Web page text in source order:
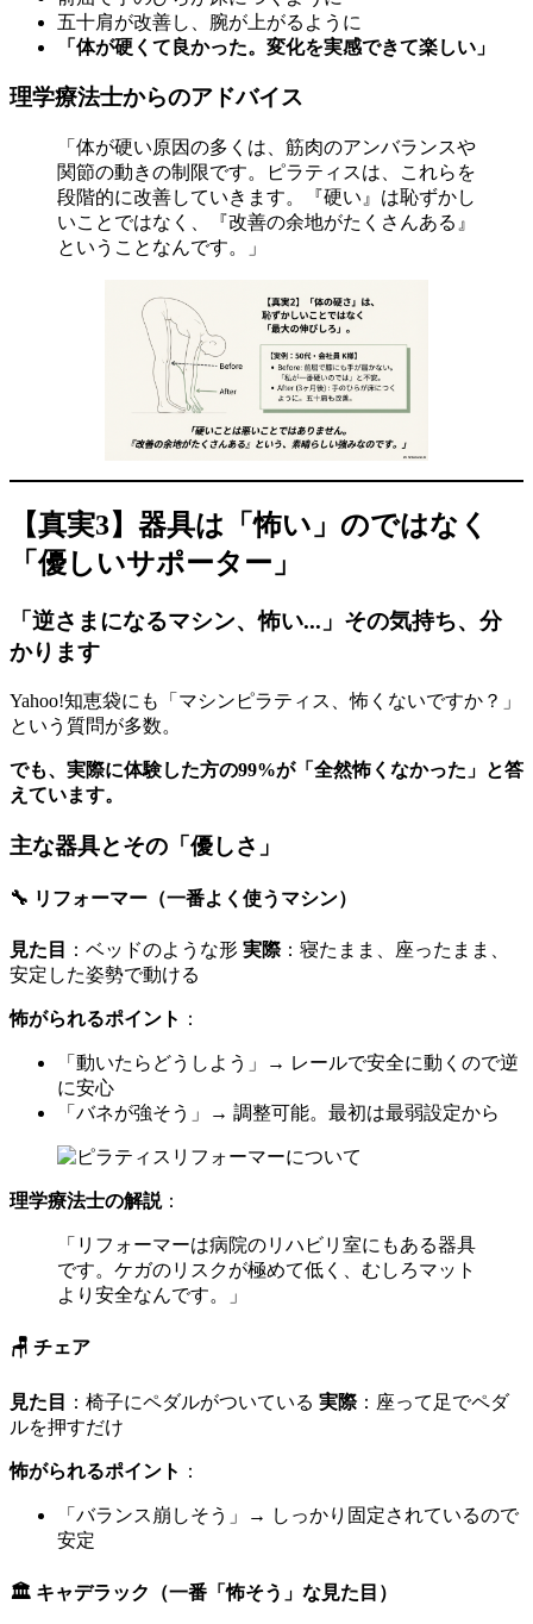
五十肩が改善し、腕が上がるように
「体が硬くて良かった。変化を実感できて楽しい」
理学療法士からのアドバイス
「体が硬い原因の多くは、筋肉のアンバランスや
関節の動きの制限です。ピラティスは、これらを
段階的に改善していきます。『硬い』は恥ずかし
いことではなく、『改善の余地がたくさんある』
ということなんです。」
【真実3】器具は「怖い」のではなく
「優しいサポーター」
「逆さまになるマシン、怖い...」その気持ち、分
かります
Yahoo!知恵袋にも「マシンピラティス、怖くないですか？」
という質問が多数。
でも、実際に体験した方の99%が「全然怖くなかった」と答
えています。
主な器具とその「優しさ」
🔧 リフォーマー（一番よく使うマシン）
見た目 ：ベッドのような形 実際：寝たまま、座ったまま、
安定した姿勢で動ける
怖がられるポイント ：
「動いたらどうしよう」→ レールで安全に動くので逆
に安心
「バネが強そう」→ 調整可能。最初は最弱設定から
理学療法士の解説：
「リフォーマーは病院のリハビリ室にもある器具
です。ケガのリスクが極めて低く、むしろマット
より安全なんです。」
🪑 チェア
見た目 ：椅子にペダルがついている 実際：座って足でペダ
ルを押すだけ
怖がられるポイント ：
「バランス崩しそう」→ しっかり固定されているので
安定
🏛️ キャデラック（一番「怖そう」な見た目）